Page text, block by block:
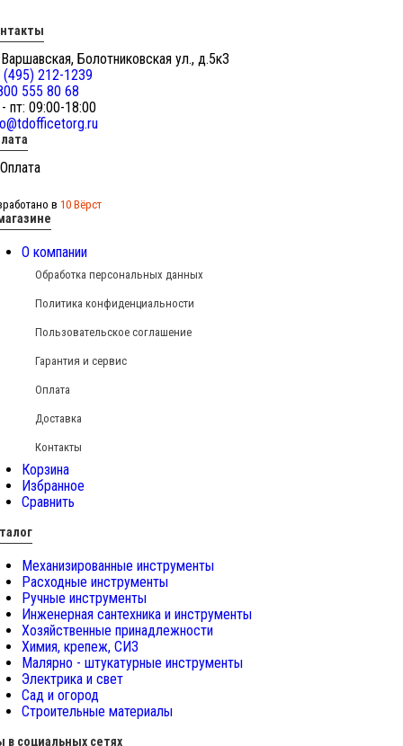
Болотниковская ул., д.5к3
(495) 212-1239
555 80 68
пт: 09:00-18:00
в 10 Вёрст
О компании
Обработка персональных данных
Политика конфиденциальности
Пользовательское соглашение
Гарантия и сервис
Оплата
Доставка
Контакты
Корзина
Избранное
Сравнить
Механизированные инструменты
Расходные инструменты
Ручные инструменты
Инженерная сантехника и инструменты
Хозяйственные принадлежности
Химия, крепеж, СИЗ
Малярно - штукатурные инструменты
Электрика и свет
Сад и огород
Строительные материалы
в социальных сетях